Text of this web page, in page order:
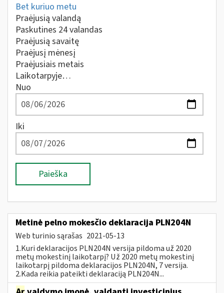
Bet kuriuo metu
Praėjusią valandą
Paskutines 24 valandas
Praėjusią savaitę
Praėjusį mėnesį
Praėjusiais metais
Laikotarpyje…
Nuo
Iki
Paieška
Metinė pelno mokesčio deklaracija PLN204N
Web turinio sąrašas 2021-05-13
1.Kuri deklaracijos PLN204N versija pildoma už 2020
metų mokestinį laikotarpį? Už 2020 metų mokestinį
laikotarpį pildoma deklaracijos PLN204N, 7 versija.
2.Kada reikia pateikti deklaraciją PLN204N...